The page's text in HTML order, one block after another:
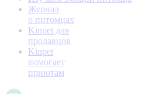
Журнал
о питомцах
Kinpet для
продавцов
Kinpet
помогает
приютам